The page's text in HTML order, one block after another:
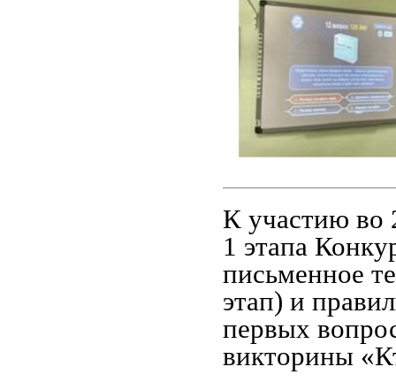
К участию во
1 этапа
письменное
этап) и
первых
викторины